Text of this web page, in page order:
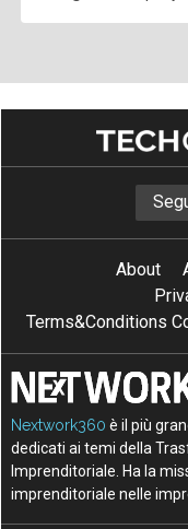
About
Terms&Conditions
Nextwork360 è il più
dedicati ai temi della
Imprenditoriale. Ha la
imprenditoriale nelle